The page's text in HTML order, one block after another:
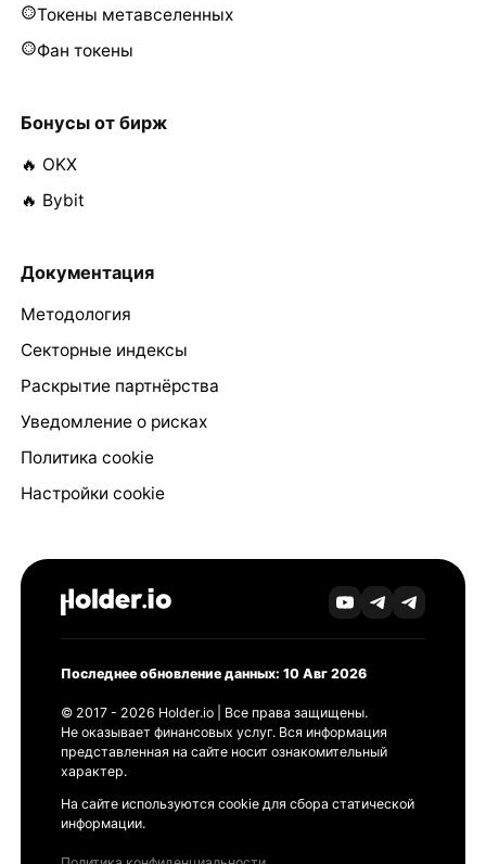
Токены метавселенных
Фан токены
Бонусы от бирж
🔥 OKX
🔥 Bybit
Документация
Методология
Секторные индексы
Раскрытие партнёрства
Уведомление о рисках
Политика cookie
Настройки cookie
Последнее обновление данных: 10 Авг 2026
© 2017 - 2026 Holder.io | Все права защищены.
Не оказывает финансовых услуг. Вся информация
представленная на сайте носит ознакомительный
характер.
На сайте используются cookie для сбора статической
информации.